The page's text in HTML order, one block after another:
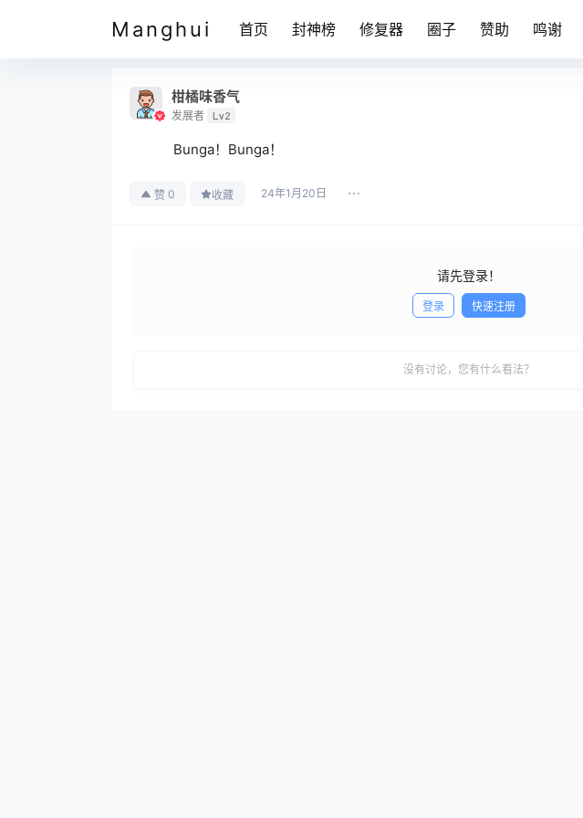
Manghui 首页 封神榜 修复器 圈子 赞助 鸣谢
柑橘味香气
发展者 Lv2
Bunga！Bunga！
赞 0 收藏 24年1月20日
请先登录！
登录 快速注册
没有讨论，您有什么看法？